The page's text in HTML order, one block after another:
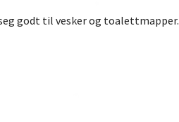
godt til vesker og toalettmapper.